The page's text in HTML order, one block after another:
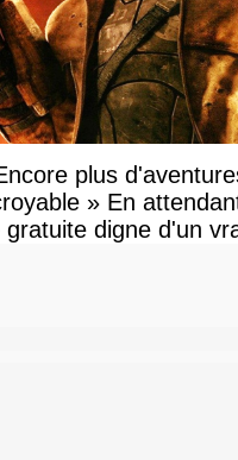
plus
» En
gratuite digne d'un